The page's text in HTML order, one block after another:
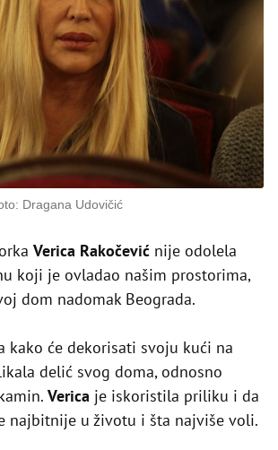
Dragana Udovičić
Verica Rakočević nije odolela
koji je ovladao našim prostorima,
dom nadomak Beograda.
kako će dekorisati svoju kući na
delić svog doma, odnosno
Verica je iskoristila priliku i da
najbitnije u životu i šta najviše voli.